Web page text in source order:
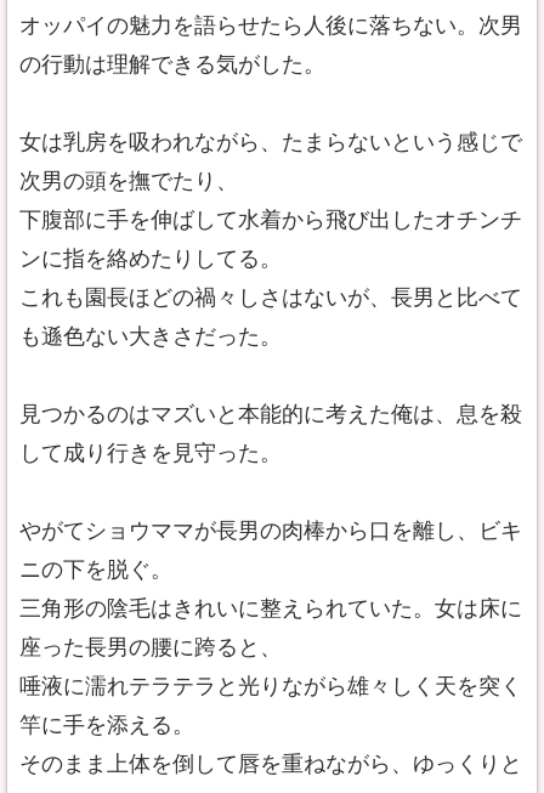
オッパイの魅力を語らせたら人後に落ちない。次男
の行動は理解できる気がした。
女は乳房を吸われながら、たまらないという感じで
次男の頭を撫でたり、
下腹部に手を伸ばして水着から飛び出したオチンチ
ンに指を絡めたりしてる。
これも園長ほどの禍々しさはないが、長男と比べて
も遜色ない大きさだった。
見つかるのはマズいと本能的に考えた俺は、息を殺
して成り行きを見守った。
やがてショウママが長男の肉棒から口を離し、ビキ
ニの下を脱ぐ。
三角形の陰毛はきれいに整えられていた。女は床に
座った長男の腰に跨ると、
唾液に濡れテラテラと光りながら雄々しく天を突く
竿に手を添える。
そのまま上体を倒して唇を重ねながら、ゆっくりと